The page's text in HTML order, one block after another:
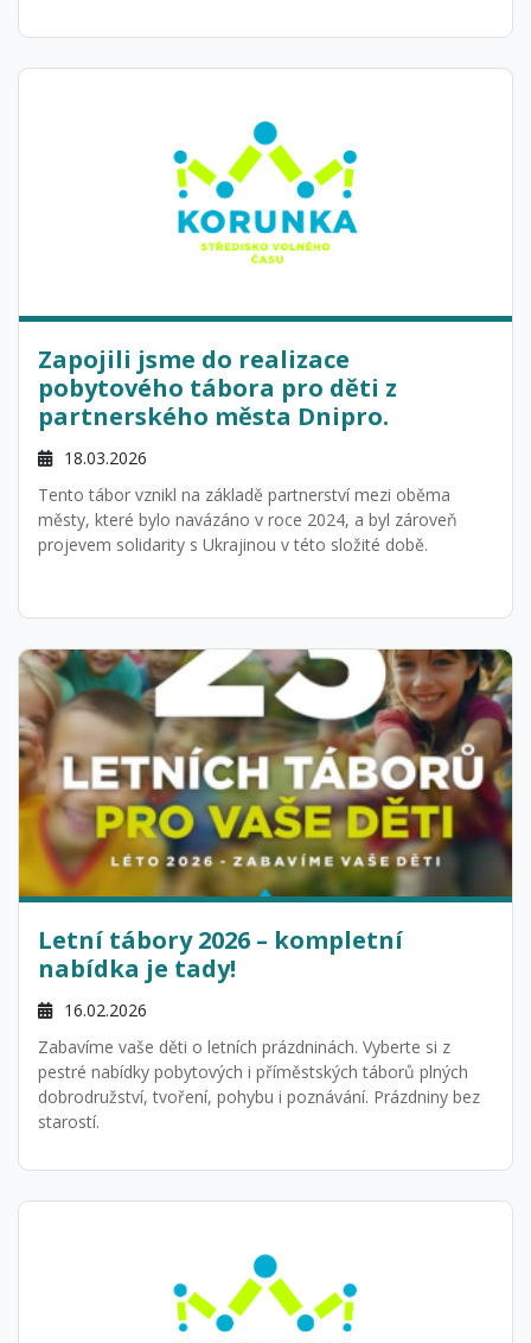
Zapojili jsme do realizace
pobytového tábora pro děti z
partnerského města Dnipro.
18.03.2026
Tento tábor vznikl na základě partnerství mezi oběma
městy, které bylo navázáno v roce 2024, a byl zároveň
projevem solidarity s Ukrajinou v této složité době.
Letní tábory 2026 – kompletní
nabídka je tady!
16.02.2026
Zabavíme vaše děti o letních prázdninách. Vyberte si z
pestré nabídky pobytových i příměstských táborů plných
dobrodružství, tvoření, pohybu i poznávání. Prázdniny bez
starostí.